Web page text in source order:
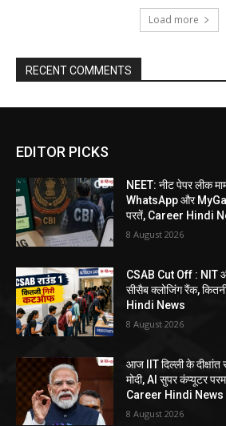
Load more
RECENT COMMENTS
EDITOR PICKS
NEET: नीट पेपर लीक
WhatsApp और
परतें, Career Hindi
8 August 2026
CSAB Cut Off : NIT
सीसैब क्लोजिंग रैंक,
Hindi News
8 August 2026
आज IIT दिल्ली के दीक्षांत
मोदी, AI सुपर कंप्यूटर
Career Hindi News
8 August 2026